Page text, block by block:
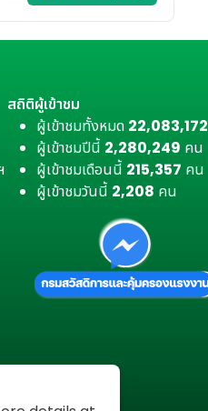
สถิติผู้เข้าชม
ผู้เข้าชมทั้งหมด 22,083,172
ผู้เข้าชมปีนี้ 2,280,249 คน
ผู้เข้าชมเดือนนี้ 215,357 คน
ผู้เข้าชมวันนี้ 2,208 คน